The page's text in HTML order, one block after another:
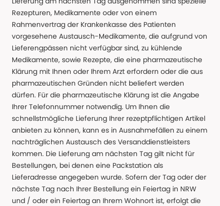
Rezepturen, Medikamente oder von einem
Rahmenvertrag der Krankenkasse des Patienten
vorgesehene Austausch-Medikamente, die aufgrund von
Lieferengpässen nicht verfügbar sind, zu kühlende
Medikamente, sowie Rezepte, die eine pharmazeutische
Klärung mit Ihnen oder Ihrem Arzt erfordern oder die aus
pharmazeutischen Gründen nicht beliefert werden
dürfen. Für die pharmazeutische Klärung ist die Angabe
Ihrer Telefonnummer notwendig. Um Ihnen die
schnellstmögliche Lieferung Ihrer rezeptpflichtigen Artikel
anbieten zu können, kann es in Ausnahmefällen zu einem
nachträglichen Austausch des Versanddienstleisters
kommen. Die Lieferung am nächsten Tag gilt nicht für
Bestellungen, bei denen eine Packstation als
Lieferadresse angegeben wurde. Sofern der Tag oder der
nächste Tag nach Ihrer Bestellung ein Feiertag in NRW
und / oder ein Feiertag an Ihrem Wohnort ist, erfolgt die